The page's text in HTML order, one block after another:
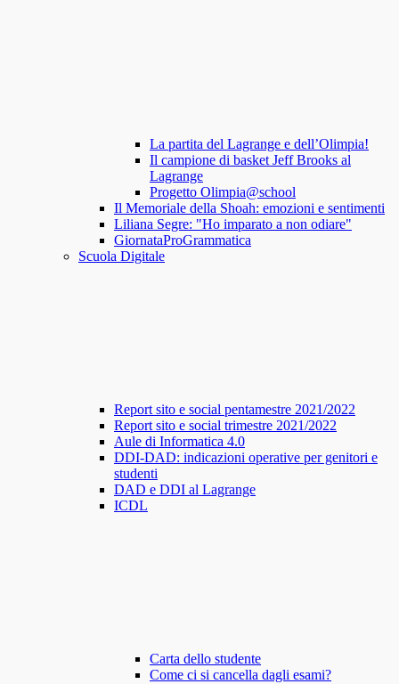
La partita del Lagrange e dell’Olimpia!
Il campione di basket Jeff Brooks al
Lagrange
Progetto Olimpia@school
Il Memoriale della Shoah: emozioni e sentimenti
Liliana Segre: "Ho imparato a non odiare"
GiornataProGrammatica
Scuola Digitale
Report sito e social pentamestre 2021/2022
Report sito e social trimestre 2021/2022
Aule di Informatica 4.0
DDI-DAD: indicazioni operative per genitori e
studenti
DAD e DDI al Lagrange
ICDL
Carta dello studente
Come ci si cancella dagli esami?